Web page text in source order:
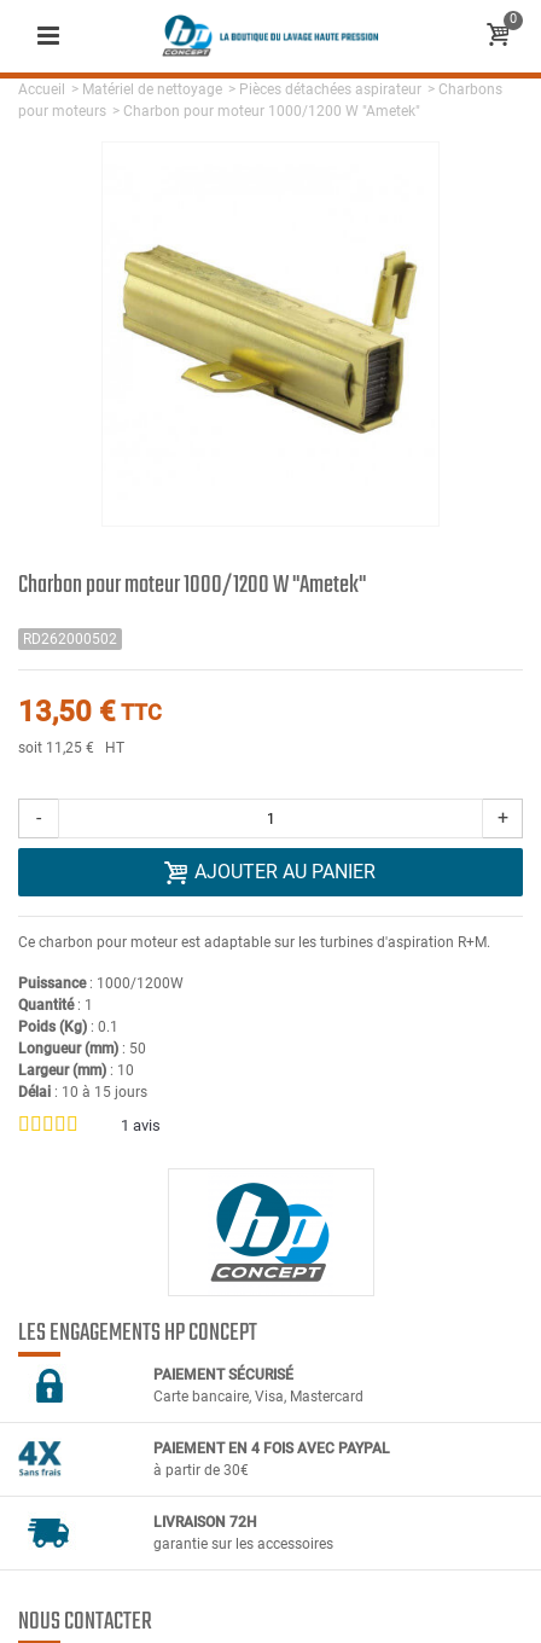
0
Accueil > Matériel de nettoyage > Pièces détachées aspirateur > Charbons
pour moteurs > Charbon pour moteur 1000/1200 W "Ametek"
Charbon pour moteur 1000/1200 W "Ametek"
RD262000502
13,50 €TTC
soit 11,25 € HT
- +
AJOUTER AU PANIER
Ce charbon pour moteur est adaptable sur les turbines d'aspiration R+M.
Puissance: 1000/1200W
Quantité: 1
Poids (Kg) : 0.1
Longueur (mm) : 50
Largeur (mm) : 10
Délai : 10 à 15 jours
1 avis
LES ENGAGEMENTS HP CONCEPT
PAIEMENT SÉCURISÉ
Carte bancaire, Visa, Mastercard
PAIEMENT EN 4 FOIS AVEC PAYPAL
à partir de 30€
LIVRAISON 72H
garantie sur les accessoires
NOUS CONTACTER